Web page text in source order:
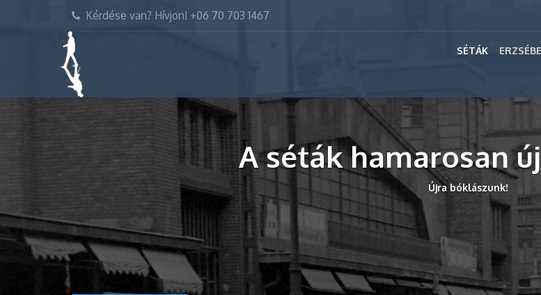
Kérdése van? Hívjon! +06 70 703 1467
SÉTÁK
A séták hamarosan
Újra bóklászunk!